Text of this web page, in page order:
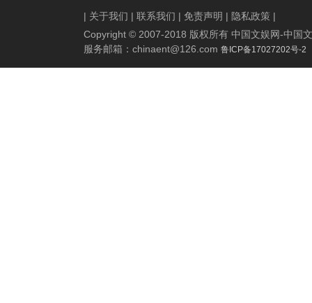
| 关于我们 | 联系我们 | 免责声明 | 隐私政策 |
Copyright © 2007-2018 版权所有 中国文娱网-中国
服务邮箱： chinaent@126.com 鲁ICP备17027202号-2